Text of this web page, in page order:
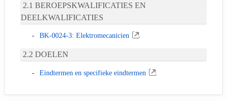
BEROEPSKWALIFICATIES EN
DEELKWALIFICATIES
BK-0024-3: Elektromecanicien
DOELEN
Eindtermen en specifieke eindtermen